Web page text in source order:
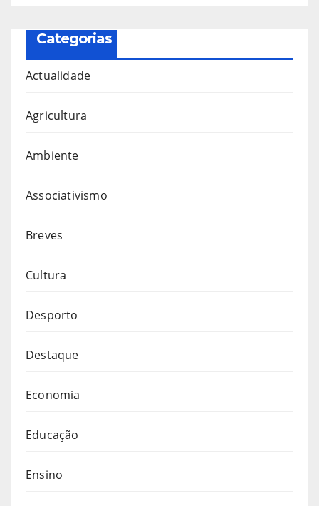
Categorias
Actualidade
Agricultura
Ambiente
Associativismo
Breves
Cultura
Desporto
Destaque
Economia
Educação
Ensino